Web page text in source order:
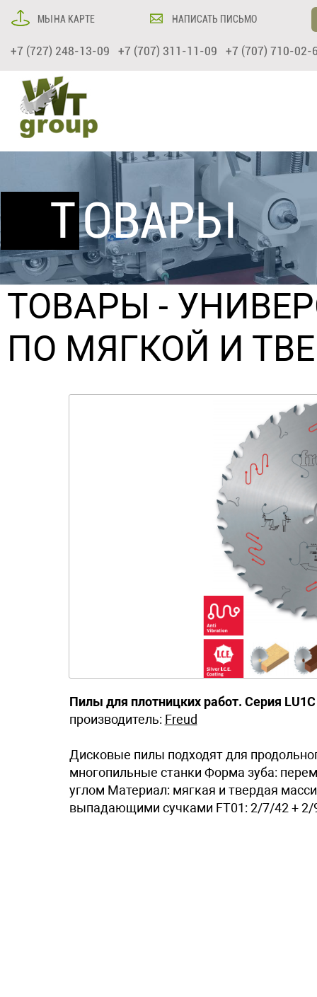
МЫ НА КАРТЕ НАПИСАТЬ ПИСЬМО
+7 (727) 248-13-09 +7 (707) 311-11-09 +7 (707) 710-02-
ТОВАРЫ
ТОВАРЫ -
ПО МЯГКОЙ И
Пилы для плотницких работ. Серия LU1C
производитель: Freud
Дисковые пилы подходят для
многопильные станки Форма зуба:
углом Материал: мягкая и твердая
выпадающими сучками FT01: 2/7/42 + 2/